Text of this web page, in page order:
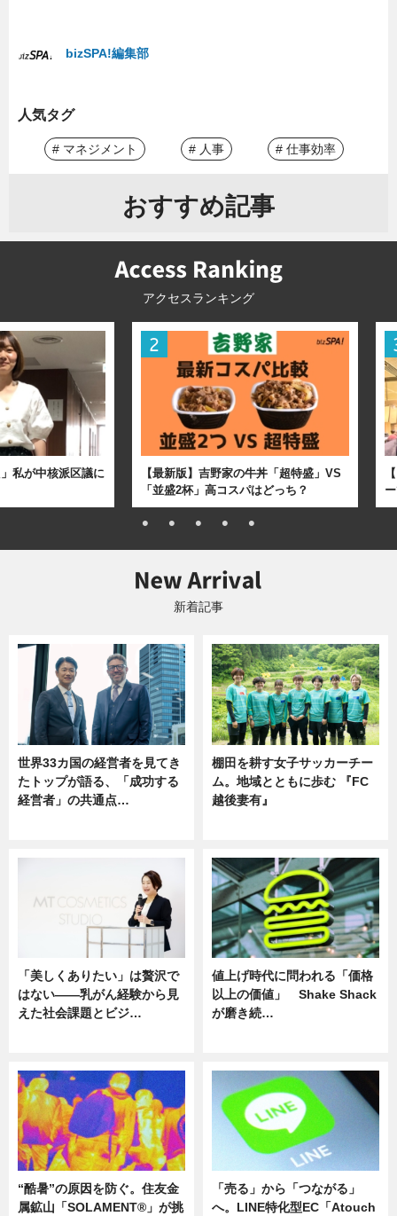
bizSPA!編集部
人気タグ
# マネジメント # 人事 # 仕事効率
おすすめ記事
アクセスランキング
私が中核派区議に
【最新版】吉野家の牛丼「超特盛」VS
「並盛2杯」高コスパはどっち？
新着記事
世界33カ国の経営者を見てき
たトップが語る、「成功する
経営者」の共通点…
棚田を耕す女子サッカーチー
ム。地域とともに歩む 『FC
越後妻有』
「美しくありたい」は贅沢で
はない――乳がん経験から見
えた社会課題とビジ…
値上げ時代に問われる「価格
以上の価値」 Shake Shack
が磨き続…
“酷暑”の原因を防ぐ。住友金
属鉱山「SOLAMENT®」が挑
「売る」から「つながる」
へ。LINE特化型EC「Atouch